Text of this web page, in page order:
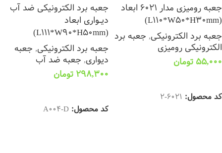
جعبه رومیزی مدار 6021 ابعاد
(L110*W50*H30mm)
جعبه برد الکترونیکی, جعبه برد
الکترونیکی رومیزی
55,000 تومان
کد محصول: 6021-2
جعبه برد الکترونیکی ضد آب
دیــواری ابعاد
(L111*W90*H50mm)
جعبه برد الکترونیکی, جعبه
دیواری, جعبه ضد آب
298,300 تومان
کد محصول: A004-D